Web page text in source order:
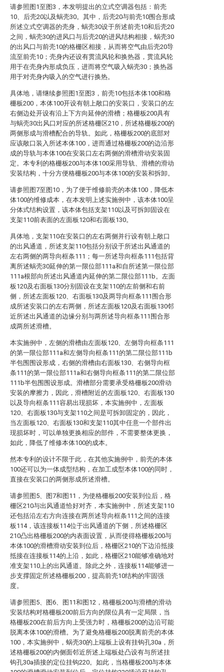
请参照图1至图3，本发明提出的立式空调器包括：前壳
10、后壳20以及蜗壳30。其中，后壳20与前壳10围合形成
所述立式空调器的壳身，蜗壳30设于所述前壳10和后壳20
之间，蜗壳30的进风口与后壳20的进风结构相接，蜗壳30
的出风口与前壳10的格栅区相接，从而将空气由后壳20导
流至前壳10；壳身内还设有贯流风轮和换热器，贯流风轮
用于在壳身内形成负压，进而将空气吸入蜗壳30；换热器
用于对壳身内吸入的空气进行换热。
具体地，请继续参照图1至图3，前壳10包括本体100和格
栅板200，本体100开设有朝上敞口的安装口，安装口的左
右侧边处开设有沿上下方向延伸的滑槽；格栅板200具有
与蜗壳30出风口对应的所述格栅区210，所述格栅板200的
两侧形成与滑槽配合的导轨。如此，格栅板200的底部对
应该敞口装入所述本体100，进而通过格栅板200的边沿形
成的导轨与本体100在安装口左右两侧的滑槽滑动安装固
定。本专利的格栅板200与本体100采用导轨、滑槽的滑动
安装结构，十分方便格栅板200与本体100的安装和拆卸。
请参照图7至图10，为了便于维修前壳的本体100，降低本
体100的维修成本，在本发明上述实施例中，该本体100呈
分体式结构设置，该本体包括支架110以及可拆卸固设在
支架110前表面的左面板120和右面板130。
具体地，支架110在安装口的左右两侧并行设有朝上敞口
的出风通道，所述支架110包括分别设于所述出风通道的
左右两侧的两导向框条111；每一所述导向框条111包括背
离所述蜗壳30延伸的第一限位部111a和自所述第一限位部
111a根部向所述出风通道内延伸的第二限位部111b。左面
板120及右面板130分别固设在支架110的左前侧和右前
侧，所述左面板120、右面板130及两导向框条111围合形
成所述安装口的左右两侧，所述左面板120及右面板130邻
近所述出风通道的边缘分别与两所述导向框条111围合形
成两所述滑槽。
本实施例中，左侧的滑槽由左面板120、左侧导向框条111
的第一限位部111a和左侧导向框条111的第二限位部111b
半包围围设形成，右侧的滑槽由右面板130、右侧导向框
条111的第一限位部111a和右侧导向框条111的第二限位部
111b半包围围设形成。滑槽部分需要承受格栅板200滑动
安装的摩擦力，因此，滑槽附近的左面板120、右面板130
以及导向框条111容易出现损坏，本实施例中，左面板
120、右面板130与支架110之间是可拆卸固定的，因此，
当左面板120、右面板130和支架110其中任意一个部件出
现损坏时，可以单独更换相应的部件，不需要整体更换，
如此，降低了维修本体100的成本。
然本专利的设计不限于此，在其他实施例中，前壳的本体
100还可以为一体成型结构，在加工成型本体100的同时，
直接在安装口的两侧形成所述滑槽。
请参照图5、图7和图11，为使格栅板200安装到位后，格
栅区210与出风通道恰好对齐，本实施例中，所述支架110
还包括沿左右方向连接在两所述导向框条111之间的连接
板114，该连接板114位于出风通道的下侧，所述格栅区
210凸出格栅板200的内表面设置，从而使得格栅板200与
本体100的滑槽滑动安装到位后，格栅区210的下边沿抵接
抵接在连接板114的上沿，如此，格栅区210能够准确地对
准支架110上的出风通道。除此之外，连接板114能够进一
步支撑固定所述格栅板200，提高前壳10结构的牢固强
度。
请参照图5、图6、图11和图12，格栅板200与滑槽的滑动
安装结构对格栅板200前后方向的限位具有一定局限，当
格栅板200在前后方向上受强力时，格栅板200的边沿可能
脱离本体100的滑槽。为了避免格栅板200脱离前壳的本体
100，本实施例中，蜗壳30的上端板上设有挂钩孔30a，所
述格栅板200的内侧面邻近所述上端板处凸设有与所述挂
钩孔30a插接的定位挂钩220。如此，当格栅板200与本体